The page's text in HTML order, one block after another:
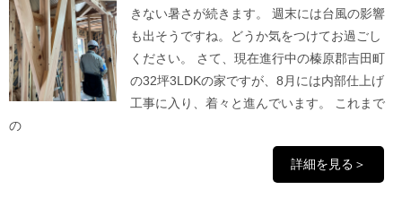
きない暑さが続きます。 週末には台風の影響
も出そうですね。どうか気をつけてお過ごし
ください。 さて、現在進行中の榛原郡吉田町
の32坪3LDKの家ですが、8月には内部仕上げ
工事に入り、着々と進んでいます。 これまで
の
詳細を見る＞